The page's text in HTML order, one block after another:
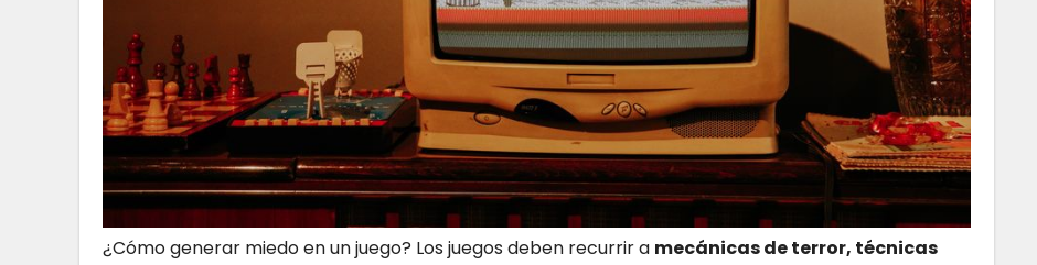
¿Cómo generar miedo en un juego? Los juegos deben recurrir a mecánicas de terror, técnicas